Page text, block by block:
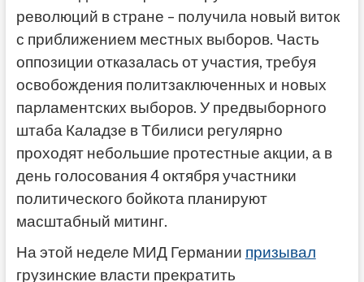
революций в стране – получила новый виток
с приближением местных выборов. Часть
оппозиции отказалась от участия, требуя
освобождения политзаключенных и новых
парламентских выборов. У предвыборного
штаба Каладзе в Тбилиси регулярно
проходят небольшие протестные акции, а в
день голосования 4 октября участники
политического бойкота планируют
масштабный митинг.
На этой неделе МИД Германии призывал
грузинские власти прекратить